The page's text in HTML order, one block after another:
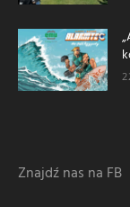
Znajdź nas na FB